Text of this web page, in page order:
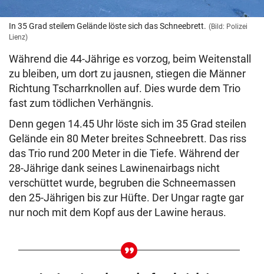
In 35 Grad steilem Gelände löste sich das Schneebrett. (Bild: Polizei
Lienz)
Während die 44-Jährige es vorzog, beim Weitenstall
zu bleiben, um dort zu jausnen, stiegen die Männer
Richtung Tscharrknollen auf. Dies wurde dem Trio
fast zum tödlichen Verhängnis.
Denn gegen 14.45 Uhr löste sich im 35 Grad steilen
Gelände ein 80 Meter breites Schneebrett. Das riss
das Trio rund 200 Meter in die Tiefe. Während der
28-Jährige dank seines Lawinenairbags nicht
verschüttet wurde, begruben die Schneemassen
den 25-Jährigen bis zur Hüfte. Der Ungar ragte gar
nur noch mit dem Kopf aus der Lawine heraus.